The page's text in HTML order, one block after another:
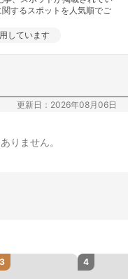
するスポットを人気順でご
しています
更新日：2026年08月06日
りません。
3 4